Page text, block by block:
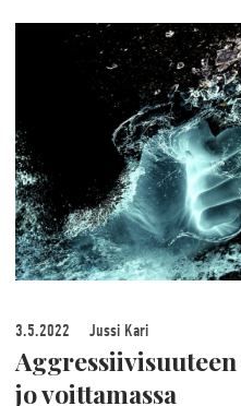
3.5.2022 Jussi Kari
jo voittamassa